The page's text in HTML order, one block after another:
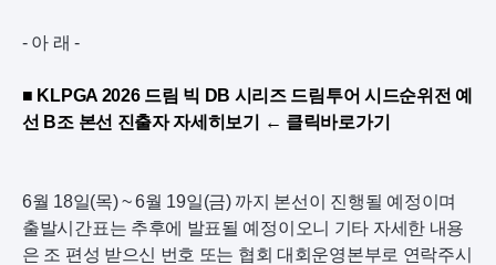
- 아 래 -
■ KLPGA 2026 드림 빅 DB 시리즈 드림투어 시드순위전 예
선 B조 본선 진출자 자세히보기 ← 클릭바로가기
6월 18일(목) ~ 6월 19일(금) 까지 본선이 진행될 예정이며
출발시간표는 추후에 발표될 예정이오니 기타 자세한 내용
은 조 편성 받으신 번호 또는 협회 대회운영본부로 연락주시